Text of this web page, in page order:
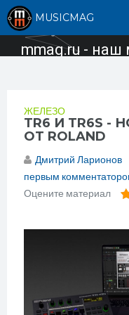
MUSICMAG
mmag.ru -
ЖЕЛЕЗО
TR6 И TR6S
ОТ ROLAND
Дмитрий Ларионов
первым
Оцените материал